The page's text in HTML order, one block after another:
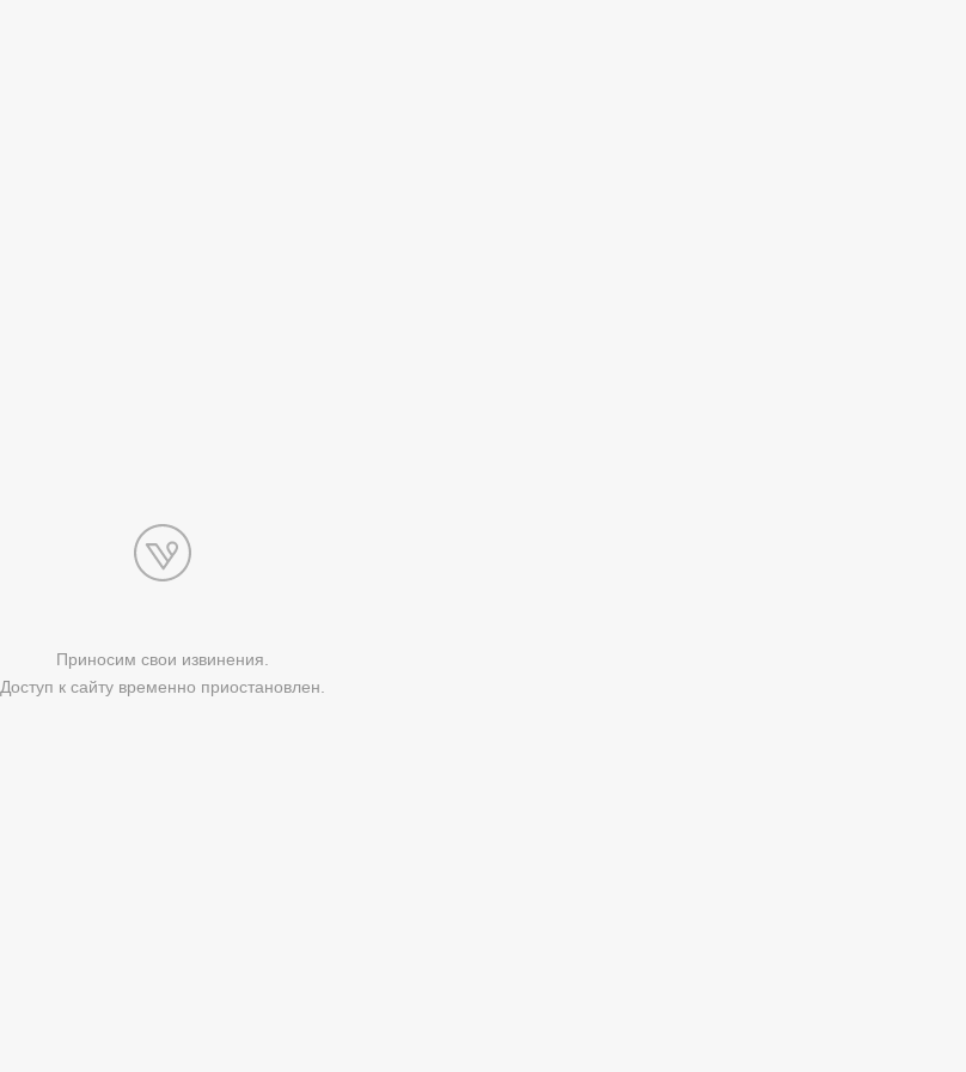
Приносим свои извинения.
Доступ к сайту временно приостановлен.